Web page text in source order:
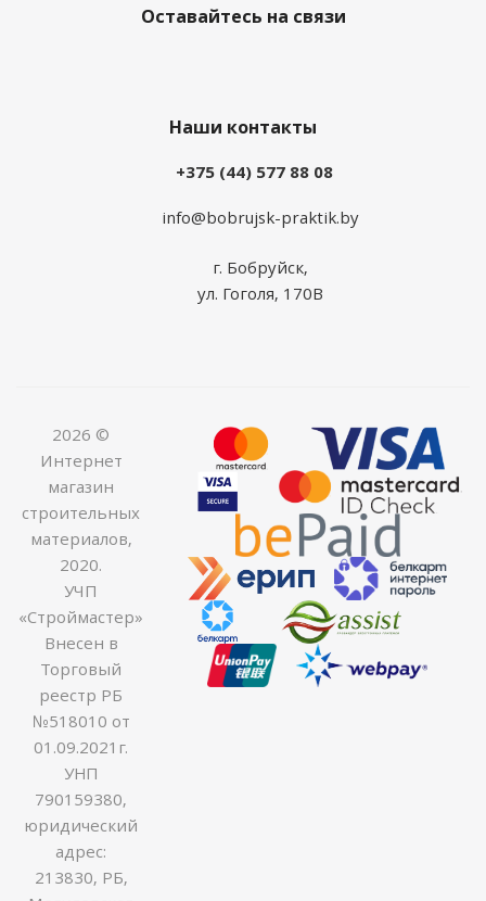
Оставайтесь на связи
Наши контакты
+375 (44) 577 88 08
info@bobrujsk-praktik.by
г. Бобруйск,
ул. Гоголя, 170В
2026 ©
Интернет
магазин
строительных
материалов,
2020.
УЧП
«Строймастер»
Внесен в
Торговый
реестр РБ
№518010 от
01.09.2021г.
УНП
790159380,
юридический
адрес:
213830, РБ,